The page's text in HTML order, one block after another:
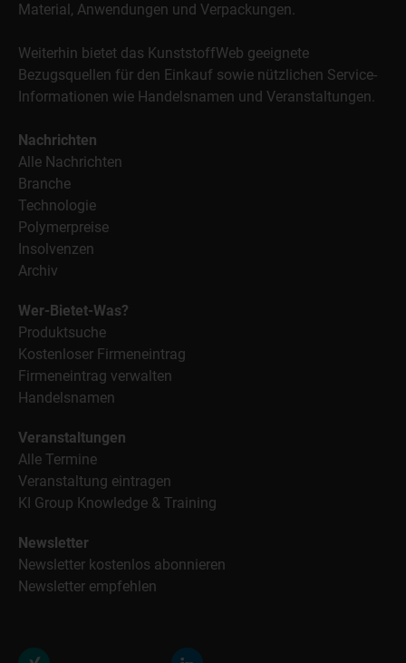
Material, Anwendungen und Verpackungen.
Weiterhin bietet das KunststoffWeb geeignete
Bezugsquellen für den Einkauf sowie nützlichen Service-
Informationen wie Handelsnamen und Veranstaltungen.
Nachrichten
Alle Nachrichten
Branche
Technologie
Polymerpreise
Insolvenzen
Archiv
Wer-Bietet-Was?
Produktsuche
Kostenloser Firmeneintrag
Firmeneintrag verwalten
Handelsnamen
Veranstaltungen
Alle Termine
Veranstaltung eintragen
KI Group Knowledge & Training
Newsletter
Newsletter kostenlos abonnieren
Newsletter empfehlen